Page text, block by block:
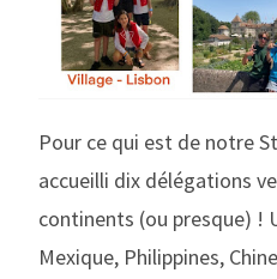
Pour ce qui est de notre
accueilli dix délégations
continents (ou presque) !
Mexique, Philippines,